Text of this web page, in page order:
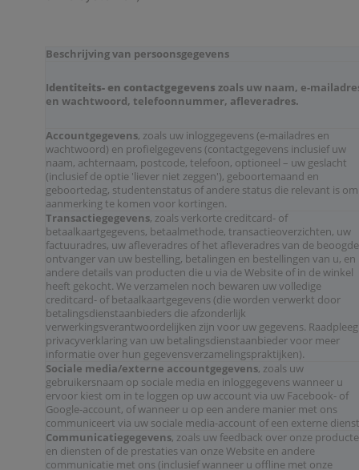
Beschrijving van persoonsgegevens
Identiteits- en contactgegevens zoals uw naam, e-
en wachtwoord, telefoonnummer, afleveradres.
Accountgegevens, zoals uw inloggegevens (e-mailadres en
wachtwoord) en profielgegevens (contactgegevens inclusief uw
naam, achternaam, postcode, telefoon, optioneel – uw geslacht
(inclusief de optie 'liever niet zeggen'), geboortemaand en
geboortedag, studentenstatus of andere status die relevant is
aanmerking te komen voor kortingen.
Transactiegegevens, zoals verkorte creditcard- of
betaalkaartgegevens, betaalmethode, transactieoverzichten, uw
factuuradres, uw afleveradres of het afleveradres van de beoogde
ontvanger van uw bestelling, betalingen en bestellingen van u, en
andere details van producten die u via de Website of in de winkel
heeft gekocht. We verzamelen noch bewaren uw volledige
creditcard- of betaalkaartgegevens (die worden verwerkt door
betalingsdienstaanbieders die afzonderlijk
verwerkingsverantwoordelijken zijn voor uw gegevens.
privacyverklaring van uw betalingsdienstaanbieder voor meer
informatie over hun gegevensverzamelingspraktijken).
Sociale media/externe accountgegevens, zoals uw
gebruikersnaam op sociale media en inloggegevens wanneer u
ervoor kiest om in te loggen op uw account via uw Facebook- of
Google-account, of wanneer u op een andere manier met ons
communiceert via uw sociale media-account of een externe
Communicatiegegevens, zoals uw feedback over onze
en diensten of de prestaties van onze Website en andere
communicatie met ons (inclusief wanneer u offline met onze